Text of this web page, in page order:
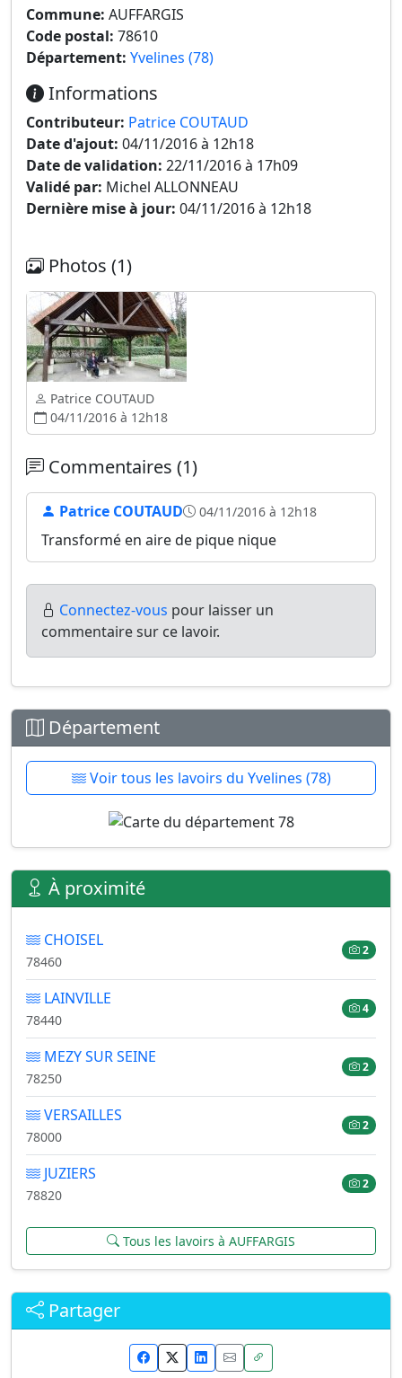
Commune: AUFFARGIS
Code postal: 78610
Département: Yvelines (78)
Informations
Contributeur: Patrice COUTAUD
Date d'ajout: 04/11/2016 à 12h18
Date de validation: 22/11/2016 à 17h09
Validé par: Michel ALLONNEAU
Dernière mise à jour: 04/11/2016 à 12h18
Photos (1)
Patrice COUTAUD
04/11/2016 à 12h18
Commentaires (1)
Patrice COUTAUD 04/11/2016 à 12h18
Transformé en aire de pique nique
Connectez-vous pour laisser un
commentaire sur ce lavoir.
Département
Voir tous les lavoirs du Yvelines (78)
À proximité
CHOISEL
78460
2
LAINVILLE
78440
4
MEZY SUR SEINE
78250
2
VERSAILLES
78000
2
JUZIERS
78820
2
Tous les lavoirs à AUFFARGIS
Partager